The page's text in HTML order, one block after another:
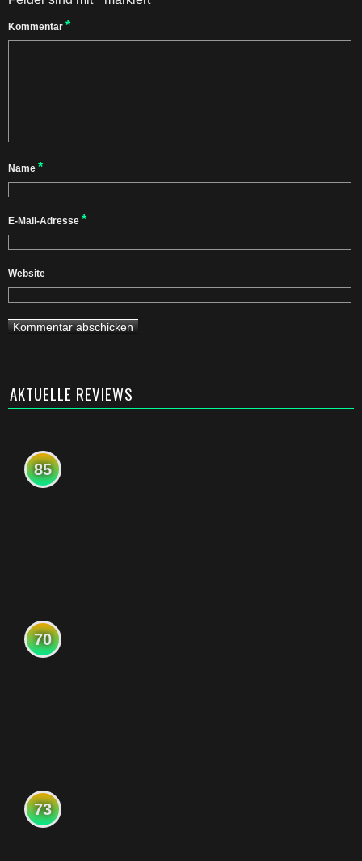
Kommentar *
Name *
E-Mail-Adresse *
Website
AKTUELLE REVIEWS
85
70
73